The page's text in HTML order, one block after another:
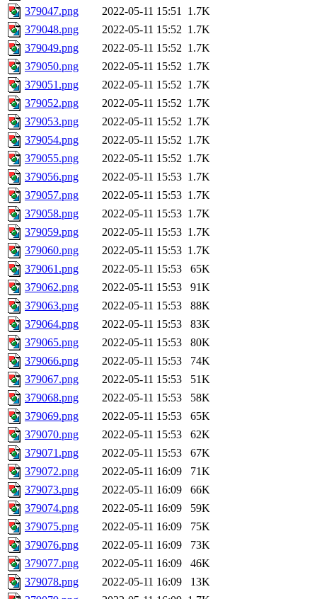
379047.png
2022-05-11 15:51 1.7K
379048.png
2022-05-11 15:52 1.7K
379049.png
2022-05-11 15:52 1.7K
379050.png
2022-05-11 15:52 1.7K
379051.png
2022-05-11 15:52 1.7K
379052.png
2022-05-11 15:52 1.7K
379053.png
2022-05-11 15:52 1.7K
379054.png
2022-05-11 15:52 1.7K
379055.png
2022-05-11 15:52 1.7K
379056.png
2022-05-11 15:53 1.7K
379057.png
2022-05-11 15:53 1.7K
379058.png
2022-05-11 15:53 1.7K
379059.png
2022-05-11 15:53 1.7K
379060.png
2022-05-11 15:53 1.7K
379061.png
2022-05-11 15:53
65K
379062.png
2022-05-11 15:53
91K
379063.png
2022-05-11 15:53
88K
379064.png
2022-05-11 15:53
83K
379065.png
2022-05-11 15:53
80K
379066.png
2022-05-11 15:53
74K
379067.png
2022-05-11 15:53
51K
379068.png
2022-05-11 15:53
58K
379069.png
2022-05-11 15:53
65K
379070.png
2022-05-11 15:53
62K
379071.png
2022-05-11 15:53
67K
379072.png
2022-05-11 16:09
71K
379073.png
2022-05-11 16:09
66K
379074.png
2022-05-11 16:09
59K
379075.png
2022-05-11 16:09
75K
379076.png
2022-05-11 16:09
73K
379077.png
2022-05-11 16:09
46K
379078.png
2022-05-11 16:09
13K